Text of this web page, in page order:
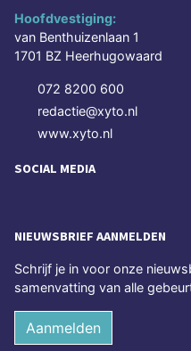
Hoofdvestiging:
van Benthuizenlaan 1
1701 BZ Heerhugowaard
072 8200 600
redactie@xyto.nl
www.xyto.nl
SOCIAL MEDIA
NIEUWSBRIEF AANMELDEN
Schrijf je in voor onze
samenvatting van alle
Aanmelden